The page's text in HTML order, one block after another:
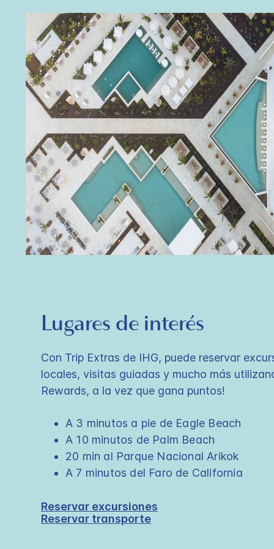
Lugares de interés
Con Trip Extras de IHG, puede reservar
locales, visitas guiadas y mucho más
Rewards, a la vez que gana puntos!
A 3 minutos a pie de Eagle Beach
A 10 minutos de Palm Beach
20 min al Parque Nacional Arikok
A 7 minutos del Faro de California
Reservar excursiones
Reservar transporte